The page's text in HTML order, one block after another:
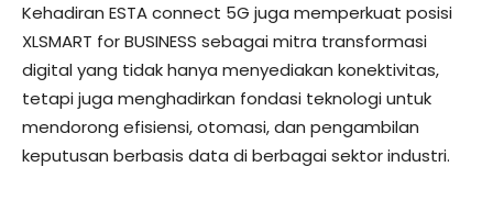
Kehadiran ESTA connect 5G juga memperkuat posisi
XLSMART for BUSINESS sebagai mitra transformasi
digital yang tidak hanya menyediakan konektivitas,
tetapi juga menghadirkan fondasi teknologi untuk
mendorong efisiensi, otomasi, dan pengambilan
keputusan berbasis data di berbagai sektor industri.